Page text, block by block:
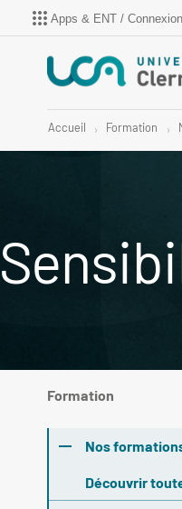
Apps & ENT / Connexion
Accueil Formation
Formation
Nos
Découvrir